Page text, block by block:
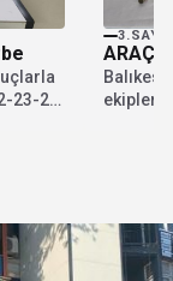
23-24